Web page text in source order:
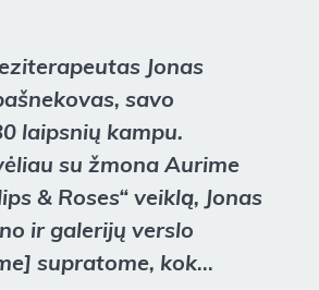
Jonas
savo
laipsnių kampu.
su žmona Aurime
& Roses“ veiklą, Jonas
ir galerijų verslo
supratome, kok...